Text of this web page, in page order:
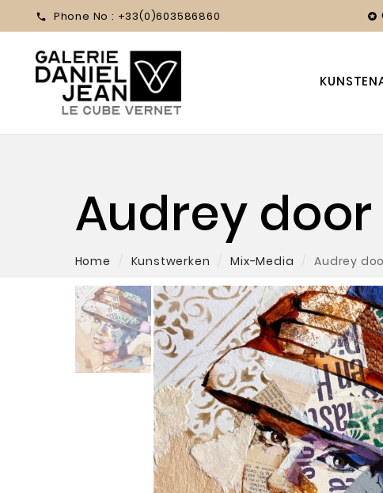
 Phone No : +33(0)603586860 
Audrey
Home Kunstwerken Mix-Media Audrey